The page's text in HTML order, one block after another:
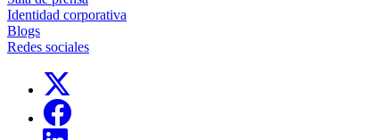
Identidad corporativa
Blogs
Redes sociales
Links, Opens in this window
Links, Opens in this window